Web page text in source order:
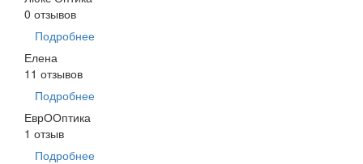
0 отзывов
Подробнее
Елена
11 отзывов
Подробнее
ЕврООптика
1 отзыв
Подробнее